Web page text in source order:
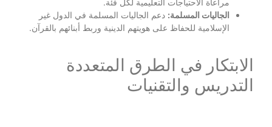
الجاليات المسلمة: دعم الجاليات المسلمة في الدول غير
الإسلامية للحفاظ على هويتهم الدينية وربط أبنائهم بالقرآن.
الابتكار في الطرق المتعددة
التدريس والتقنيات